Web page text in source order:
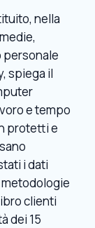
nella
personale
spiega il
e tempo
protetti e
i dati
clienti
dei 15